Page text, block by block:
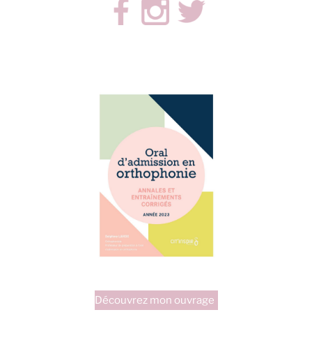
Découvrez mon ouvrage